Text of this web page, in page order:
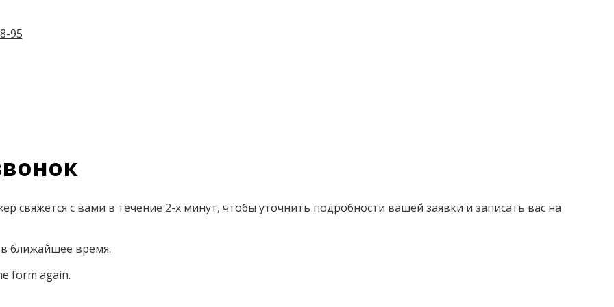
95
с вами в течение 2-х минут, чтобы уточнить подробности вашей заявки и записать вас на
ближайшее время.
form again.